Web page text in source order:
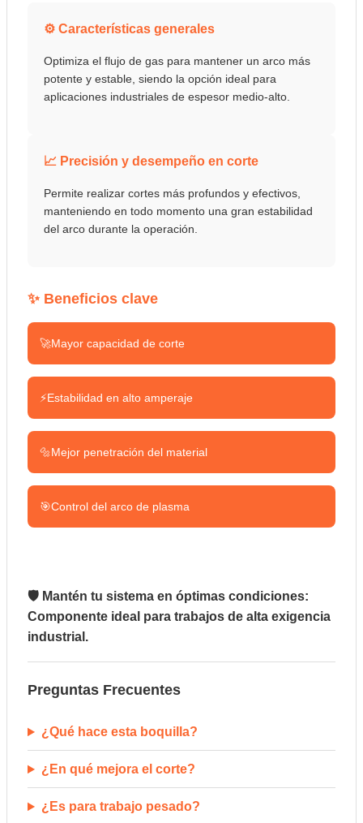
⚙️ Características generales
Optimiza el flujo de gas para mantener un arco más
potente y estable, siendo la opción ideal para
aplicaciones industriales de espesor medio-alto.
📈 Precisión y desempeño en corte
Permite realizar cortes más profundos y efectivos,
manteniendo en todo momento una gran estabilidad
del arco durante la operación.
✨ Beneficios clave
🚀Mayor capacidad de corte
⚡Estabilidad en alto amperaje
🔩Mejor penetración del material
🎯Control del arco de plasma
🛡️ Mantén tu sistema en óptimas condiciones:
Componente ideal para trabajos de alta exigencia
industrial.
Preguntas Frecuentes
¿Qué hace esta boquilla?
¿En qué mejora el corte?
¿Es para trabajo pesado?